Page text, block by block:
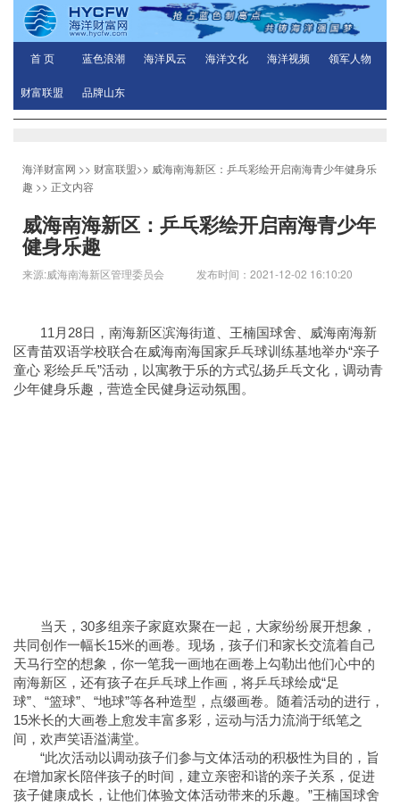
首 页 蓝色浪潮 海洋风云 海洋文化 海洋视频 领军人物
财富联盟 品牌山东
海洋财富网 >> 财富联盟>> 威海南海新区：乒乓彩绘开启南海青少年健身乐
趣 >> 正文内容
威海南海新区：乒乓彩绘开启南海青少年
健身乐趣
来源:威海南海新区管理委员会 发布时间：2021-12-02 16:10:20
11月28日，南海新区滨海街道、王楠国球舍、威海南海新
区青苗双语学校联合在威海南海国家乒乓球训练基地举办“亲子
童心 彩绘乒乓”活动，以寓教于乐的方式弘扬乒乓文化，调动青
少年健身乐趣，营造全民健身运动氛围。
当天，30多组亲子家庭欢聚在一起，大家纷纷展开想象，
共同创作一幅长15米的画卷。现场，孩子们和家长交流着自己
天马行空的想象，你一笔我一画地在画卷上勾勒出他们心中的
南海新区，还有孩子在乒乓球上作画，将乒乓球绘成“足
球”、“篮球”、“地球”等各种造型，点缀画卷。随着活动的进行，
15米长的大画卷上愈发丰富多彩，运动与活力流淌于纸笔之
间，欢声笑语溢满堂。
“此次活动以调动孩子们参与文体活动的积极性为目的，旨
在增加家长陪伴孩子的时间，建立亲密和谐的亲子关系，促进
孩子健康成长，让他们体验文体活动带来的乐趣。”王楠国球舍